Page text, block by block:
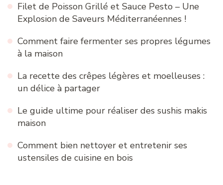
Filet de Poisson Grillé et Sauce Pesto – Une
Explosion de Saveurs Méditerranéennes !
Comment faire fermenter ses propres légumes
à la maison
La recette des crêpes légères et moelleuses :
un délice à partager
Le guide ultime pour réaliser des sushis makis
maison
Comment bien nettoyer et entretenir ses
ustensiles de cuisine en bois